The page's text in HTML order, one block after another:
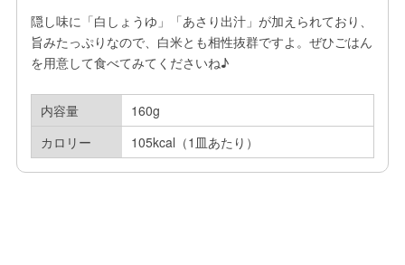
隠し味に「白しょうゆ」「あさり出汁」が加えられており、
旨みたっぷりなので、白米とも相性抜群ですよ。ぜひごはん
を用意して食べてみてくださいね♪
内容量
160g
カロリー
105kcal（1皿あたり）